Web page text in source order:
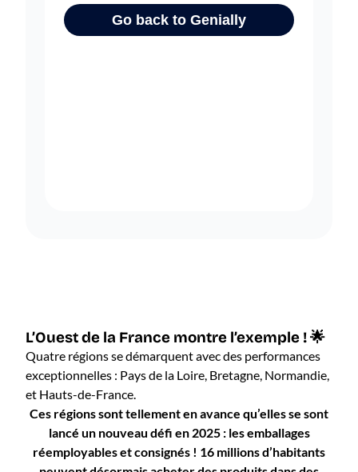
L’Ouest de la France montre l’exemple ! 🌟
Quatre régions se démarquent avec des performances
exceptionnelles : Pays de la Loire, Bretagne, Normandie,
et Hauts-de-France.
Ces régions sont tellement en avance qu’elles se sont
lancé un nouveau défi en 2025 : les emballages
réemployables et consignés ! 16 millions d’habitants